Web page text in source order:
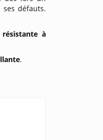
défauts.
résistante à
.